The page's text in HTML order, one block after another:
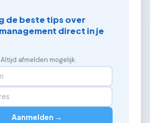
de beste tips over
direct in je
afmelden mogelijk.
Aanmelden →